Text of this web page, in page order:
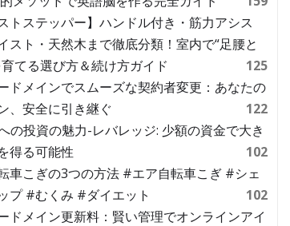
トステッパー】ハンドル付き・筋力アシス
スト・天然木まで徹底分類！室内で“足腰と
てる選び方＆続け方ガイド
125
ドメインでスムーズな契約者変更：あなたの
、安全に引き継ぐ
122
の投資の魅力-レバレッジ: 少額の資金で大き
得る可能性
102
車こぎの3つの方法 #エア自転車こぎ #シェ
プ #むくみ #ダイエット
102
ドメイン更新料：賢い管理でオンラインアイ